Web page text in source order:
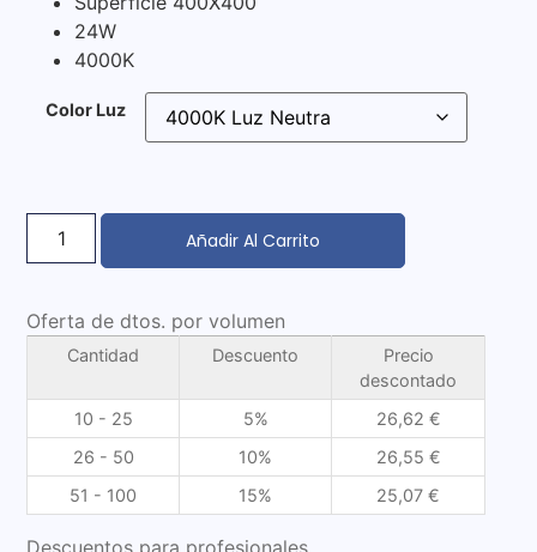
24W
4000K
Color Luz
Añadir Al Carrito
Oferta de dtos. por volumen
Cantidad Descuento
Precio
descontado
10 - 25
5% 26,62 €
26 - 50
10% 26,55 €
51 - 100
15% 25,07€
Descuentos para profesionales.